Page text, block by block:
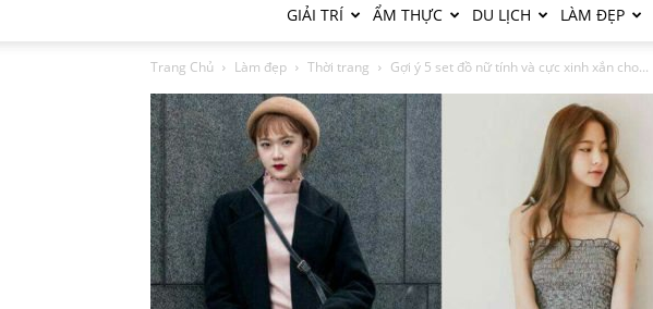
GIẢI TRÍ ẨM THỰC DU LỊCH LÀM ĐẸP
Trang Chủ Làm đẹp Thời trang Gợi ý 5 set đồ nữ tính và cực xinh xắn cho...